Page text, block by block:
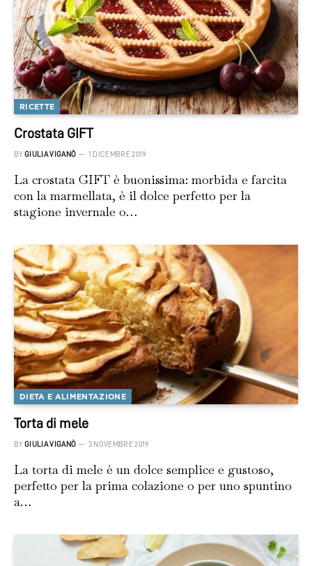
RICETTE
Crostata GIFT
BY GIULIA VIGANÒ 1 DICEMBRE 2019
La crostata GIFT è buonissima: morbida e farcita
con la marmellata, è il dolce perfetto per la
stagione invernale o…
DIETA E ALIMENTAZIONE
Torta di mele
BY GIULIA VIGANÒ 3 NOVEMBRE 2019
La torta di mele è un dolce semplice e gustoso,
perfetto per la prima colazione o per uno spuntino
a…